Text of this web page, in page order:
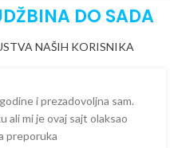
DO SADA
NAŠIH KORISNIKA
i prezadovoljna sam.
ali mi je ovaj sajt olaksao
preporuka